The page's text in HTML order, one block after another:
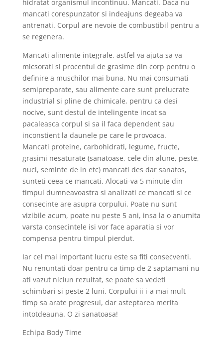
hidratat organismul incontinuu. Mancati. Daca nu
mancati corespunzator si indeajuns degeaba va
antrenati. Corpul are nevoie de combustibil pentru a
se regenera.
Mancati alimente integrale, astfel va ajuta sa va
micsorati si procentul de grasime din corp pentru o
definire a muschilor mai buna. Nu mai consumati
semipreparate, sau alimente care sunt prelucrate
industrial si pline de chimicale, pentru ca desi
nocive, sunt destul de intelingente incat sa
pacaleasca corpul si sa il faca dependent sau
inconstient la daunele pe care le provoaca.
Mancati proteine, carbohidrati, legume, fructe,
grasimi nesaturate (sanatoase, cele din alune, peste,
nuci, seminte de in etc) mancati des dar sanatos,
sunteti ceea ce mancati. Alocati-va 5 minute din
timpul dumneavoastra si analizati ce mancati si ce
consecinte are asupra corpului. Poate nu sunt
vizibile acum, poate nu peste 5 ani, insa la o anumita
varsta consecintele isi vor face aparatia si vor
compensa pentru timpul pierdut.
Iar cel mai important lucru este sa fiti consecventi.
Nu renuntati doar pentru ca timp de 2 saptamani nu
ati vazut niciun rezultat, se poate sa vedeti
schimbari si peste 2 luni. Corpului ii i-a mai mult
timp sa arate progresul, dar asteptarea merita
intotdeauna. O zi sanatoasa!
Echipa Body Time